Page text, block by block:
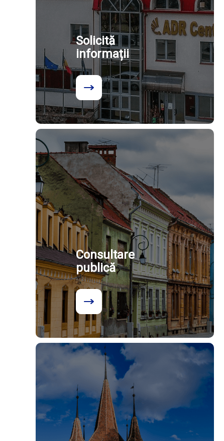
Solicită
informații
Consultare
publică